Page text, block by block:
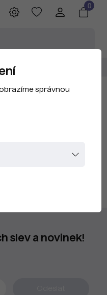
0
slev a novinek!
správnou